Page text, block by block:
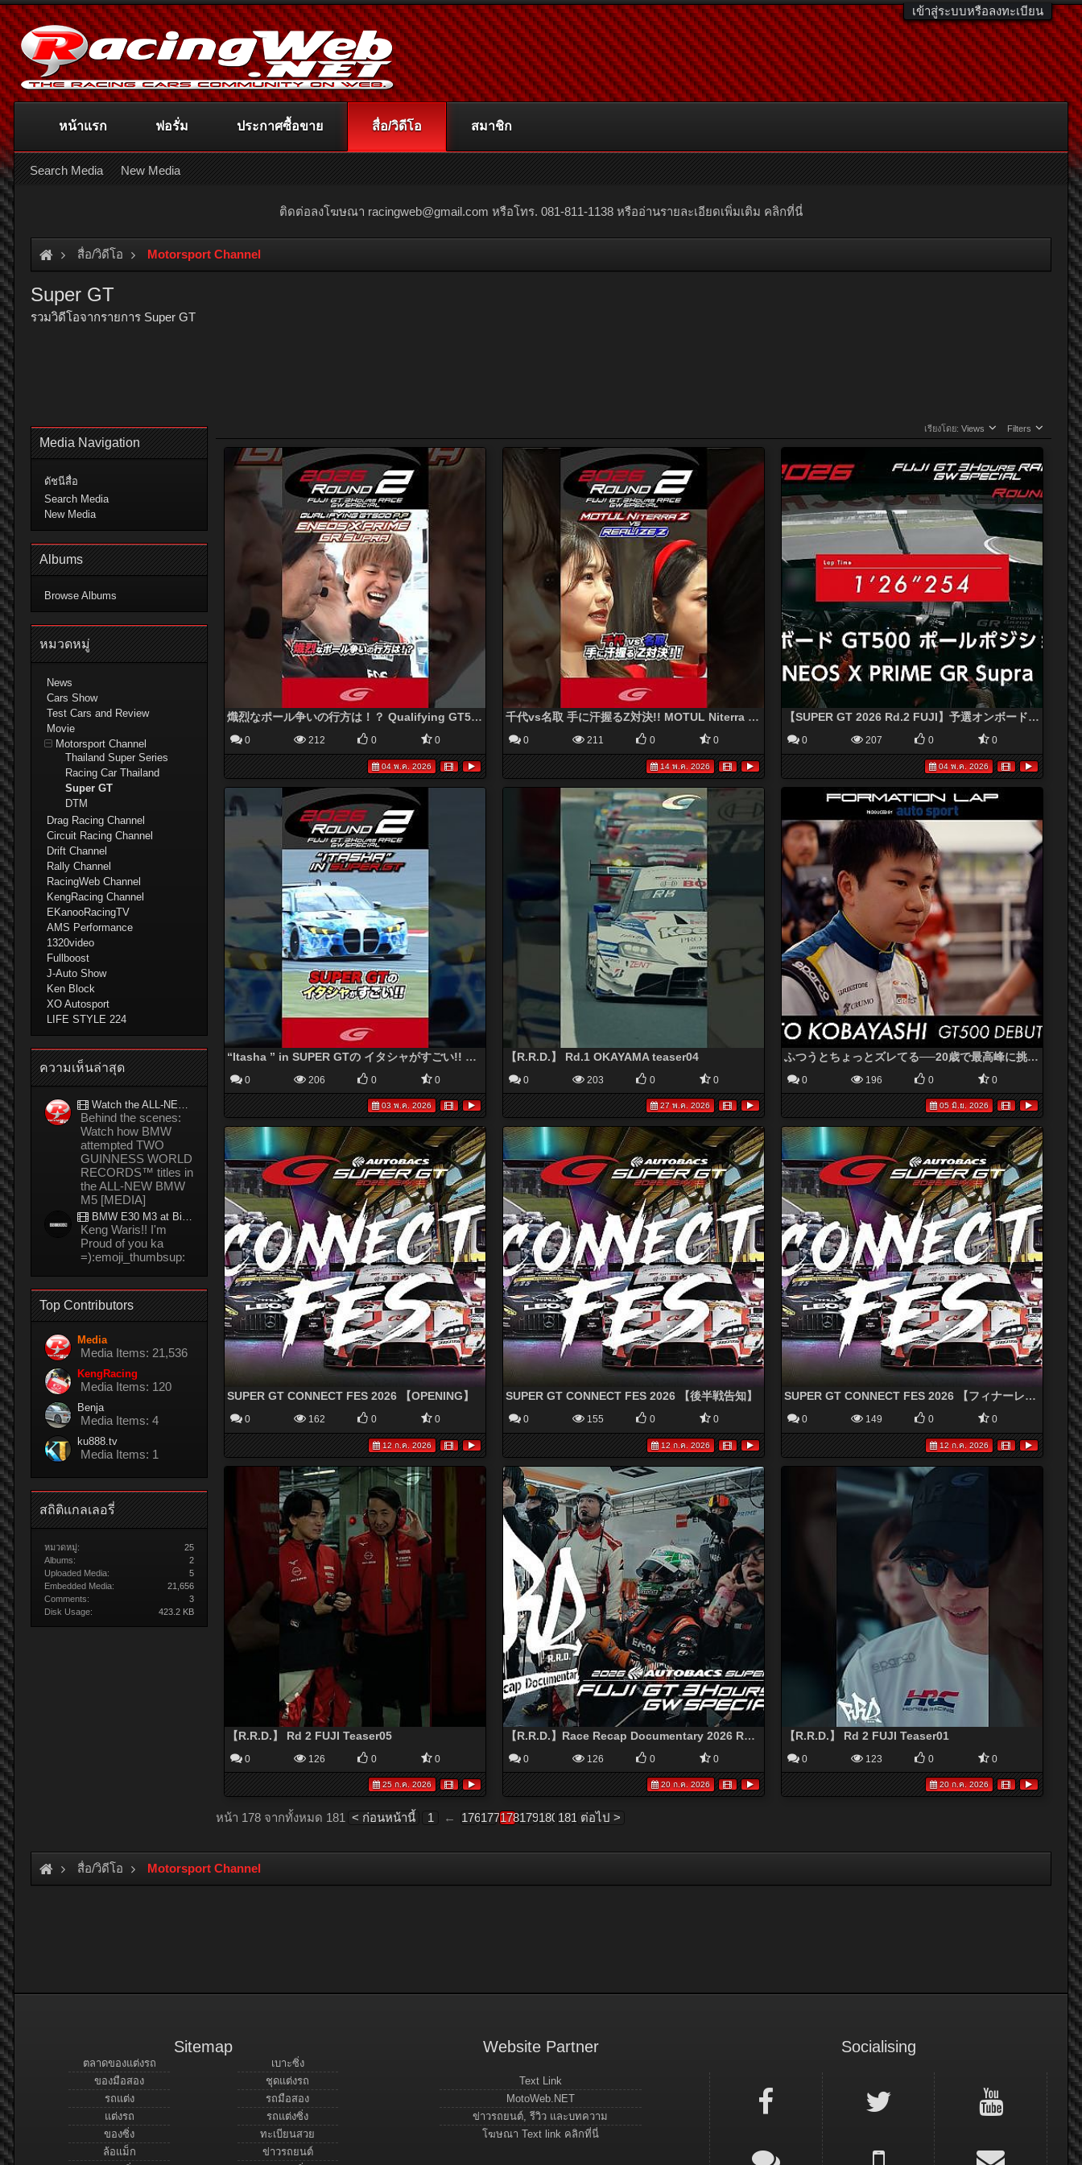
เข้าสู่ระบบหรือลงทะเบียน
ติดต่อลงโฆษณา racingweb@gmail.com หรือโทร. 081-811-1138 หรืออ่านรายละเอียดเพิ่มเติม คลิกที่นี่
สื่อ/วิดีโอ Motorsport Channel
Super GT
รวมวิดีโอจากรายการ Super GT
เรียงโดย: Views Filters
熾烈なポール争いの行方は！？ Qualifying GT500 P P ENEOS X PRIME GR Supra
0 212 0 0
04 พ.ค. 2026
千代vs名取 手に汗握るZ対決!! MOTUL Niterra Z vs リアライズコーポレーション Z
0 211 0 0
14 พ.ค. 2026
【SUPER GT 2026 Rd.2 FUJI】予選オンボード GT500 ポールポジション #14 ENEOS X PRIME GR Supra
0 207 0 0
04 พ.ค. 2026
“Itasha ” in SUPER GTの イタシャがすごい!! PACIFIC ウマ娘 NAC BMW
0 206 0 0
03 พ.ค. 2026
【R.R.D.】 Rd.1 OKAYAMA teaser04
0 203 0 0
27 พ.ค. 2026
ふつうとちょっとズレてる──20歳で最高峰に挑む新人ドライバー【FORMATION LAP Produced by auto sport】2026 Episode 1
0 196 0 0
05 มิ.ย. 2026
SUPER GT CONNECT FES 2026 【OPENING】
0 162 0 0
12 ก.ค. 2026
SUPER GT CONNECT FES 2026 【後半戦告知】
0 155 0 0
12 ก.ค. 2026
SUPER GT CONNECT FES 2026 【フィナーレ告知】
0 149 0 0
12 ก.ค. 2026
【R.R.D.】 Rd 2 FUJI Teaser05
0 126 0 0
25 ก.ค. 2026
【R.R.D.】Race Recap Documentary 2026 Rd.2 FUJI GT 3Hours RACE
0 126 0 0
20 ก.ค. 2026
【R.R.D.】 Rd 2 FUJI Teaser01
0 123 0 0
20 ก.ค. 2026
หน้า 178 จากทั้งหมด 181 < ก่อนหน้านี้ 1 ← 176177178179180 181 ต่อไป >
Media Navigation
ดัชนีสื่อ
Search Media
New Media
Albums
Browse Albums
หมวดหมู่
News
Cars Show
Test Cars and Review
Movie
Motorsport Channel
Thailand Super Series
Racing Car Thailand
Super GT
DTM
Drag Racing Channel
Circuit Racing Channel
Drift Channel
Rally Channel
RacingWeb Channel
KengRacing Channel
EKanooRacingTV
AMS Performance
1320video
Fullboost
J-Auto Show
Ken Block
XO Autosport
LIFE STYLE 224
ความเห็นล่าสุด
Watch the ALL-NEW BMW M5 refuel mid-drift to take TWO GUINNESS WORLD RECORDS™ titles
Behind the scenes:
Watch how BMW
attempted TWO
GUINNESS WORLD
RECORDS™ titles in
the ALL-NEW BMW
M5 [MEDIA]
BMW E30 M3 at Bira circuit Thailand in 02/2008
Keng Waris!! I'm
Proud of you ka
=):emoji_thumbsup:
Top Contributors
Media
Media Items: 21,536
KengRacing
Media Items: 120
Benja
Media Items: 4
ku888.tv
Media Items: 1
สถิติแกลเลอรี่
หมวดหมู่:
25
Albums:
2
Uploaded Media:
5
Embedded Media:
21,656
Comments:
3
Disk Usage:
423.2 KB
สื่อ/วิดีโอ Motorsport Channel
หน้าแรก ฟอรั่ม ประกาศซื้อขาย สื่อ/วิดีโอ
Search Media New Media
สมาชิก
Sitemap
ตลาดของแต่งรถ
ของมือสอง
รถแต่ง
แต่งรถ
ของซิ่ง
ล้อแม็ก
เบาะซิ่ง
ชุดแต่งรถ
รถมือสอง
รถแต่งซิ่ง
ทะเบียนสวย
ข่าวรถยนต์
Website Partner
Text Link
MotoWeb.NET
ข่าวรถยนต์, รีวิว และบทความ
โฆษณา Text link คลิกที่นี่
Socialising